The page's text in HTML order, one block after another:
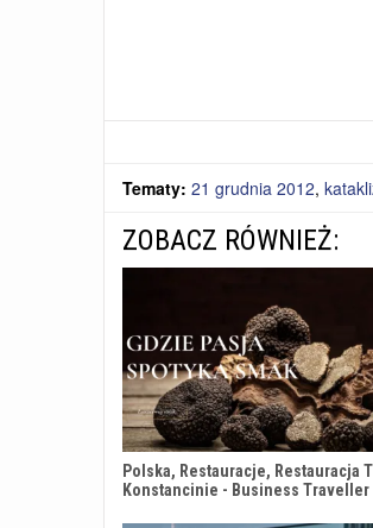
Tematy: 21 grudnia 2012,
ZOBACZ RÓWNIEŻ:
Polska, Restauracje, Restauracja
Konstancinie - Business Traveller